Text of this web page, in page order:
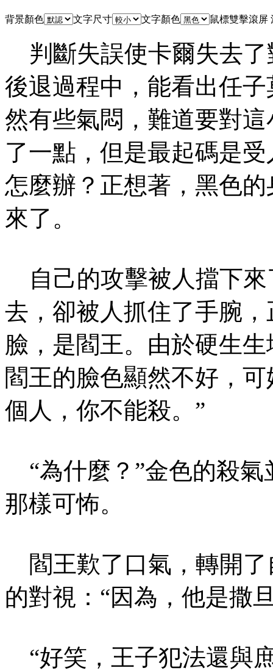
背景顏色 文字尺寸 文字顏色 鼠標雙擊滾屏
判斷失誤使卡爾失去了
後退過程中，能看出任
然有些氣悶，難道要對
了一點，但是最起碼是
怎麼辦？正想著，黑色
來了。
自己的攻擊被人擋下來
去，卻被人抓住了手腕
臉，是閻王。由於硬生
閻王的臉色顯然不好，
個人，你不能殺。”
“為什麼？”金色的殺氣
那樣可怖。
閻王歎了口氣，轉開了
的對視：“因為，他是撒
“好笑，王子犯法還與